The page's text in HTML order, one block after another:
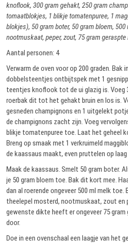
knoflook, 300 gram gehakt, 250 gram
tomaatblokjes, 1 blikje tomatenpuree, 1
blokjes), 50 gram boter, 50 gram bloem,
nootmuskaat, peper, zout, 75 gram
Aantal personen: 4
Verwarm de oven voor op 200 graden. Bak
dobbelsteentjes ontbijtspek met 1
teentjes knoflook tot de ui glazig is. Voeg
roerbak dit tot het gehakt bruin en los is.
gesneden champignons en 1 uitgelekt
de champignons zacht zijn. Voeg
blikje tomatenpuree toe. Laat het geheel
Breng op smaak met 1 verkruimeld
de kaassaus maakt, even pruttelen op laag
Maak de kaassaus. Smelt 50 gram boter.
je 50 gram bloem toe. Bak dit kort mee.
dan al roerende ongeveer 500 ml melk toe.
theelepel mosterd, nootmuskaat, zout en
gewenste dikte heeft er ongeveer 75
door.
Doe in een ovenschaal een laagje van het